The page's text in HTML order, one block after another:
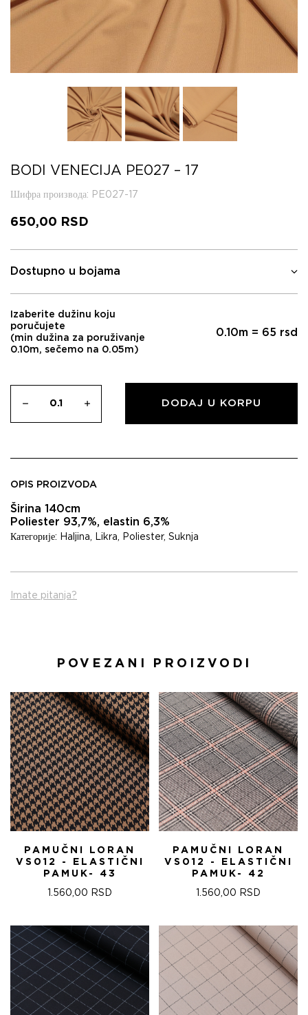
BODI VENECIJA PE027 – 17
Шифра производа: PE027-17
650,00 RSD
Dostupno u bojama
Izaberite dužinu koju
poručujete
(min dužina za poruživanje
0.10m, sečemo na 0.05m)
0.10m = 65 rsd
DODAJ U KORPU
OPIS PROIZVODA
Širina 140cm
Poliester 93,7%, elastin 6,3%
Категорије: Haljina, Likra, Poliester, Suknja
Imate pitanja?
POVEZANI PROIZVODI
PAMUČNI LORAN
VS012 - ELASTIČNI
PAMUK- 43
1.560,00 RSD
PAMUČNI LORAN
VS012 - ELASTIČNI
PAMUK- 42
1.560,00 RSD